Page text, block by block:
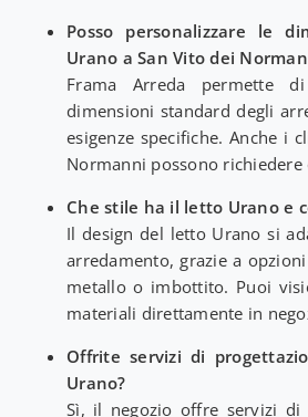
Posso personalizzare le
Urano a San Vito dei
Frama Arreda permette
dimensioni standard degli
esigenze specifiche. Anche i
Normanni possono richiedere
Che stile ha il letto Urano e
Il design del letto Urano si
arredamento, grazie a
metallo o imbottito. Puoi
materiali direttamente in
Offrite servizi di
Urano?
Sì, il negozio offre servizi di